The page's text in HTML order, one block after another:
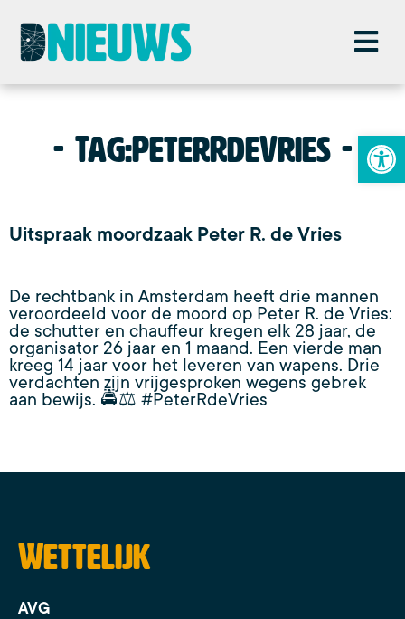
Tag:PeterRdeVries
Uitspraak moordzaak Peter R. de Vries
De rechtbank in Amsterdam heeft drie mannen
veroordeeld voor de moord op Peter R. de Vries:
de schutter en chauffeur kregen elk 28 jaar, de
organisator 26 jaar en 1 maand. Een vierde man
kreeg 14 jaar voor het leveren van wapens. Drie
verdachten zijn vrijgesproken wegens gebrek
aan bewijs. 🚔⚖️ #PeterRdeVries
Wettelijk
AVG